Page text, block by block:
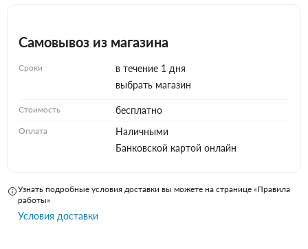
Самовывоз из магазина
Сроки
в течение 1 дня
выбрать магазин
Стоимость бесплатно
Оплата
Наличными
Банковской картой онлайн
Узнать подробные условия доставки вы можете на странице «Правила
работы»
Условия доставки